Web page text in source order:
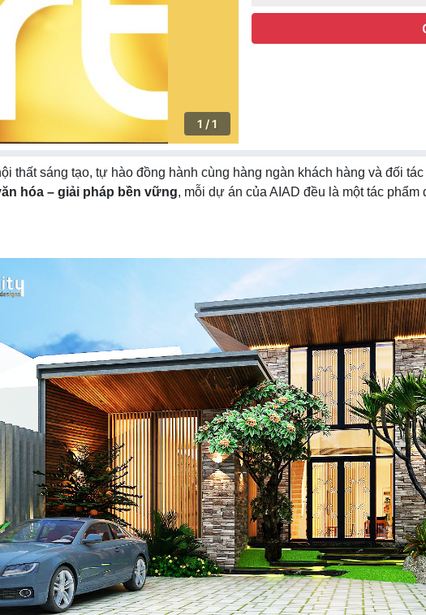
1 / 1
thất sáng tạo, tự hào đồng hành cùng hàng ngàn khách hàng và đối
hóa – giải pháp bền vững, mỗi dự án của AIAD đều là một tác